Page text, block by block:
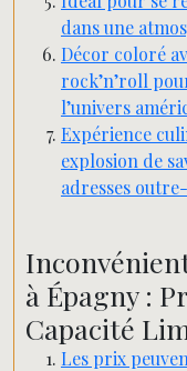
dans une
Décor coloré
rock’n’roll
l’univers
Expérience
explosion de
adresses
à Épagny :
Capacité
Les prix